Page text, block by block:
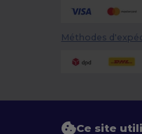
Méthodes
Ce site